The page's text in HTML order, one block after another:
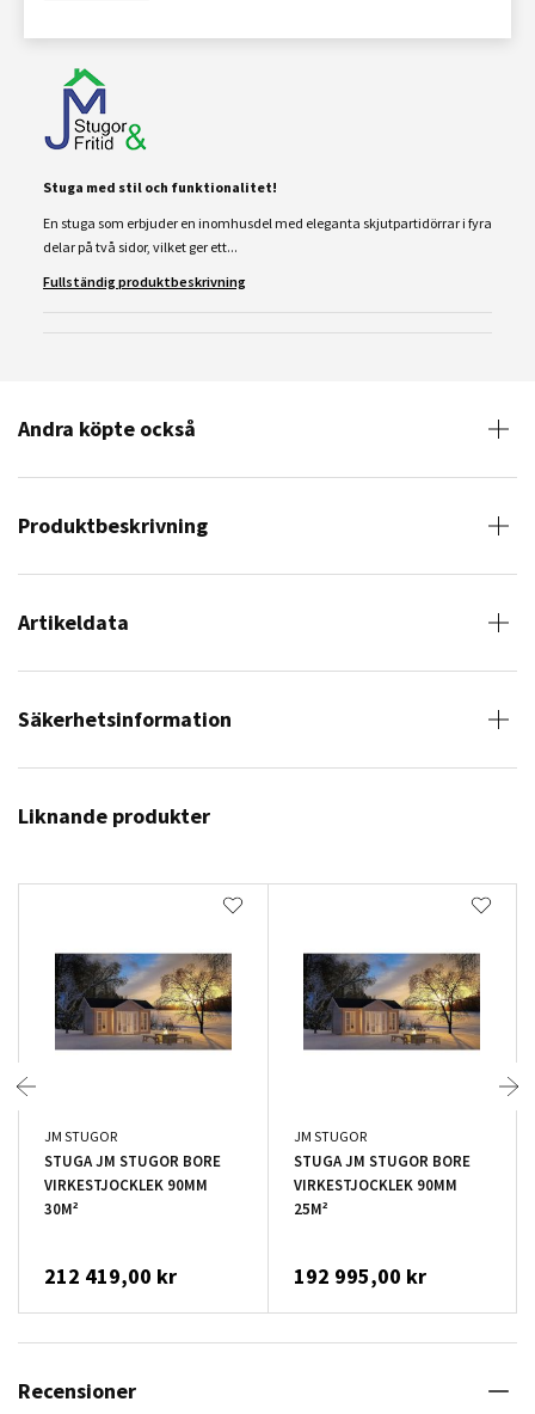
Stuga med stil och funktionalitet!
En stuga som erbjuder en inomhusdel med eleganta skjutpartidörrar i fyra
delar på två sidor, vilket ger ett...
Fullständig produktbeskrivning
Andra köpte också
Produktbeskrivning
Artikeldata
Säkerhetsinformation
Liknande produkter
JM STUGOR
STUGA JM STUGOR BORE
VIRKESTJOCKLEK 90MM
30M²
212 419,00 kr
JM STUGOR
STUGA JM STUGOR BORE
VIRKESTJOCKLEK 90MM
25M²
192 995,00 kr
Recensioner